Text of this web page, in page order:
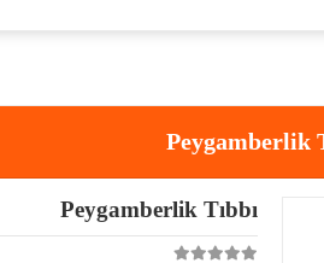
Peygamberlik
Peygamberlik Tıbbı